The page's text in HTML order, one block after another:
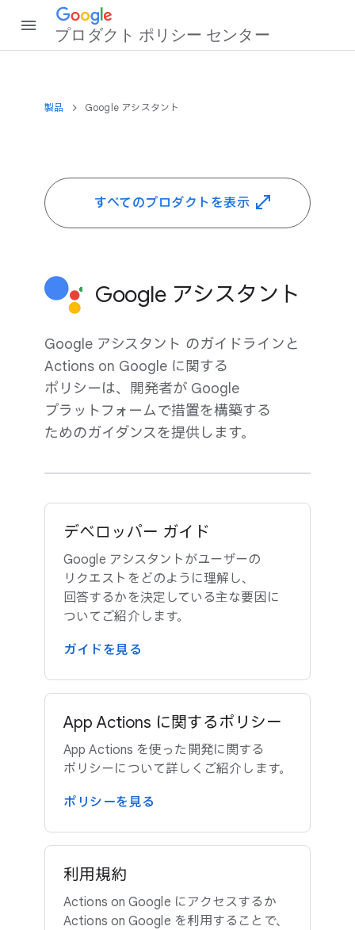
プロダクト ポリシー センター
製品 Google アシスタント
すべての​プロダクトを​表示
Google アシスタント
Google アシスタント の​ガイドラインと
Actions on Google に​関する​
ポリシーは、​開発者が Google
プラットフォームで​措置を​構築する​
ための​ガイダンスを​提供します。
デベロッパー ガイド
Google アシスタントが​ユーザーの​
リクエストを​どのように​理解し、​
回答するかを​決定している​主な​要因に​
ついて​ご紹介します。
ガイドを​見る
App Actions に​関する​ポリシー
App Actions を​使った​開発に​関する​
ポリシーに​ついて​詳しく​ご紹介します。
ポリシーを​見る
利用規約
Actions on Google に​アクセスするか
Actions on Google を​利用する​ことで、​